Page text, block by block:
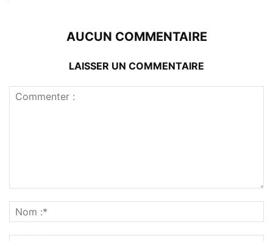
AUCUN COMMENTAIRE
LAISSER UN COMMENTAIRE